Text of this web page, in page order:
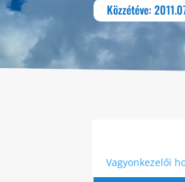
Közzétéve:
Vagyonkezelői